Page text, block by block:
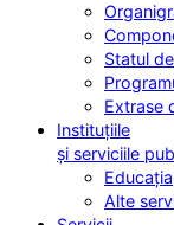
Statul
Extrase
Instituțiile
și serviciile
Educația
Alte